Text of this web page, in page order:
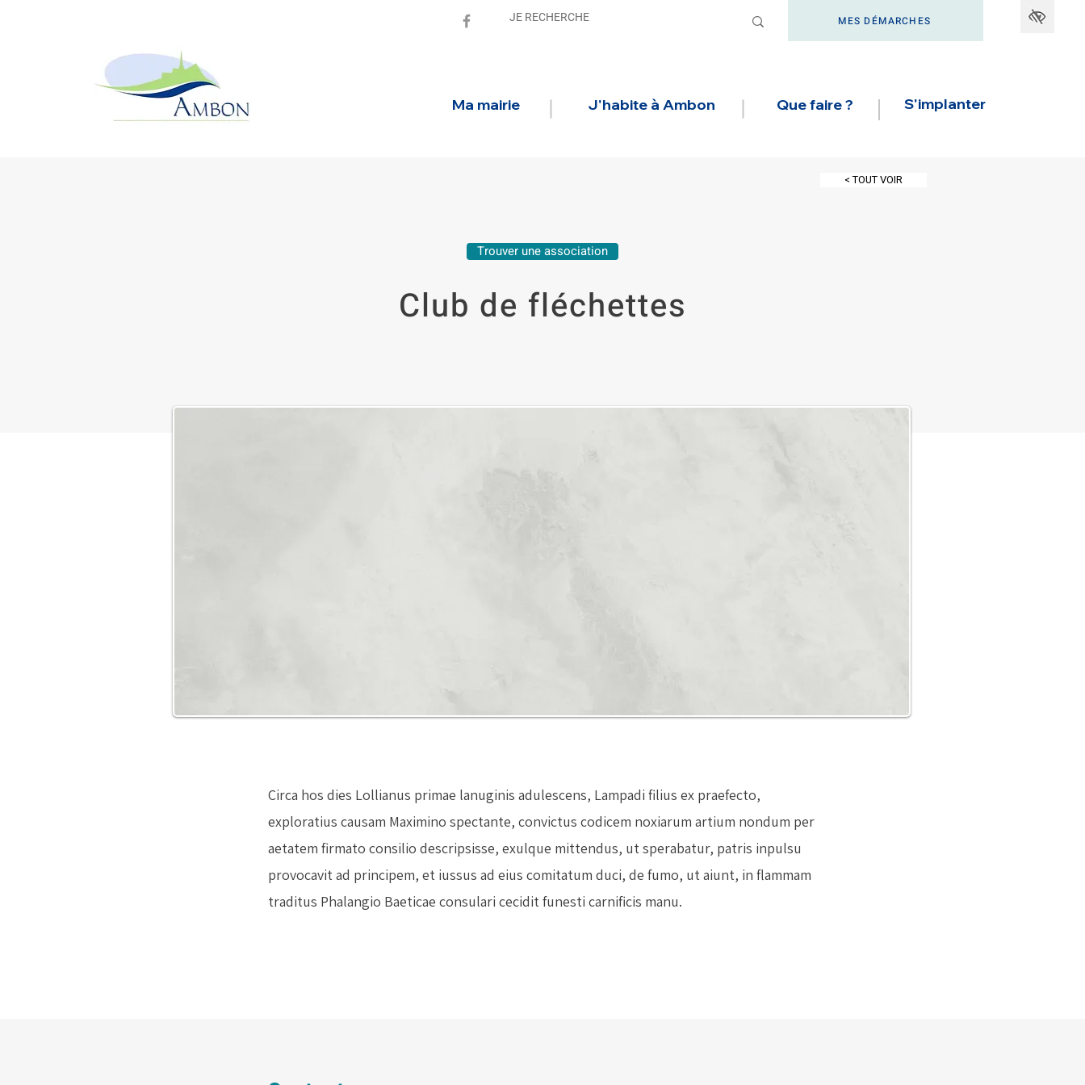
MES DÉMARCHES
Ma mairie J'habite à Ambon Que faire ? S'implanter
< TOUT VOIR
Trouver une association
Club de fléchettes
Circa hos dies Lollianus primae lanuginis adulescens, Lampadi filius ex praefecto,
exploratius causam Maximino spectante, convictus codicem noxiarum artium nondum per
aetatem firmato consilio descripsisse, exulque mittendus, ut sperabatur, patris inpulsu
provocavit ad principem, et iussus ad eius comitatum duci, de fumo, ut aiunt, in flammam
traditus Phalangio Baeticae consulari cecidit funesti carnificis manu.